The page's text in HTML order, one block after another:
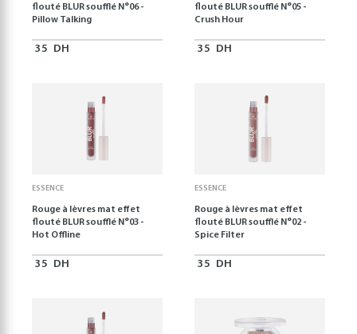
flouté BLUR soufflé N°06 -
Pillow Talking
35 DH
flouté BLUR soufflé N°05 -
Crush Hour
35 DH
ESSENCE
Rouge à lèvres mat effet
flouté BLUR soufflé N°03 -
Hot Offline
35 DH
ESSENCE
Rouge à lèvres mat effet
flouté BLUR soufflé N°02 -
Spice Filter
35 DH